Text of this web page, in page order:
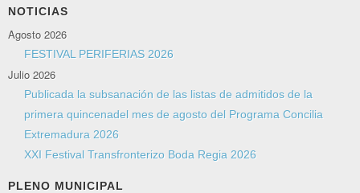
NOTICIAS
Agosto 2026
FESTIVAL PERIFERIAS 2026
Julio 2026
Publicada la subsanación de las listas de admitidos de la
primera quincenadel mes de agosto del Programa Concilia
Extremadura 2026
XXI Festival Transfronterizo Boda Regia 2026
PLENO MUNICIPAL